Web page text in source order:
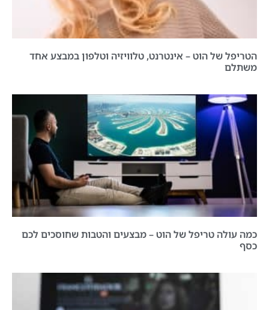
הטריפל של הוט – אינטרנט, טלוויזיה וטלפון במבצע אחד
משתלם
כמה עולה טריפל של הוט – מבצעים והטבות שחוסכים לכם
כסף